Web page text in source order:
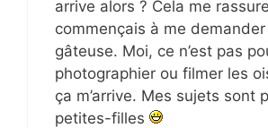
arrive alors ? Cela me
commençais à me demander
gâteuse. Moi, ce n’est pas
photographier ou filmer les
ça m’arrive. Mes sujets sont
petites-filles